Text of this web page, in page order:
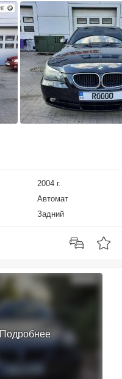
2004 г.
Автомат
Задний
Подробнее